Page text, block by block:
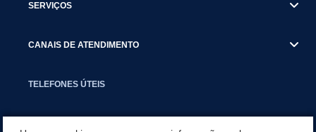
SERVIÇOS
CANAIS DE ATENDIMENTO
TELEFONES ÚTEIS